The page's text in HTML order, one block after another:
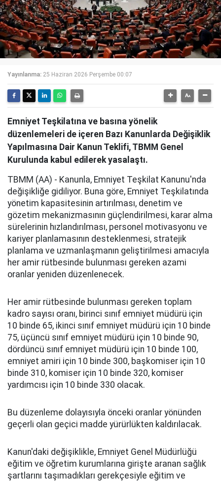
Yayınlanma: 25 Haziran 2026 Perşembe 00:07
Emniyet Teşkilatına ve basına yönelik
düzenlemeleri de içeren Bazı Kanunlarda Değişiklik
Yapılmasına Dair Kanun Teklifi, TBMM Genel
Kurulunda kabul edilerek yasalaştı.
TBMM (AA) - Kanunla, Emniyet Teşkilat Kanunu'nda
değişikliğe gidiliyor. Buna göre, Emniyet Teşkilatında
yönetim kapasitesinin artırılması, denetim ve
gözetim mekanizmasının güçlendirilmesi, karar alma
sürelerinin hızlandırılması, personel motivasyonu ve
kariyer planlamasının desteklenmesi, stratejik
planlama ve uzmanlaşmanın geliştirilmesi amacıyla
her amir rütbesinde bulunması gereken azami
oranlar yeniden düzenlenecek.
Her amir rütbesinde bulunması gereken toplam
kadro sayısı oranı, birinci sınıf emniyet müdürü için
10 binde 65, ikinci sınıf emniyet müdürü için 10 binde
75, üçüncü sınıf emniyet müdürü için 10 binde 90,
dördüncü sınıf emniyet müdürü için 10 binde 100,
emniyet amiri için 10 binde 300, başkomiser için 10
binde 310, komiser için 10 binde 320, komiser
yardımcısı için 10 binde 330 olacak.
Bu düzenleme dolayısıyla önceki oranlar yönünden
geçerli olan geçici madde yürürlükten kaldırılacak.
Kanun'daki değişiklikle, Emniyet Genel Müdürlüğü
eğitim ve öğretim kurumlarına girişte aranan sağlık
şartlarını taşımadıkları gerekçesiyle eğitim ve